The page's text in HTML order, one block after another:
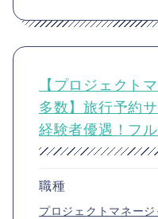
【プロジェクト
多数】旅行予約
経験者優遇！フ
職種
プロジェクトマネージ